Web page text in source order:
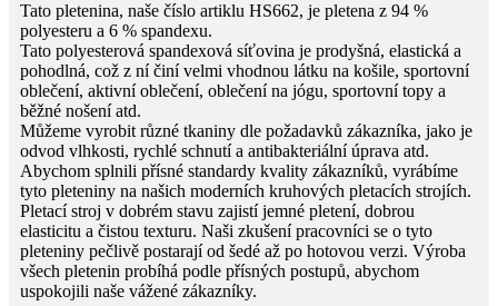
Tato pletenina, naše číslo artiklu HS662, je pletena z 94 %
polyesteru a 6 % spandexu.
Tato polyesterová spandexová síťovina je prodyšná, elastická a
pohodlná, což z ní činí velmi vhodnou látku na košile, sportovní
oblečení, aktivní oblečení, oblečení na jógu, sportovní topy a
běžné nošení atd.
Můžeme vyrobit různé tkaniny dle požadavků zákazníka, jako je
odvod vlhkosti, rychlé schnutí a antibakteriální úprava atd.
Abychom splnili přísné standardy kvality zákazníků, vyrábíme
tyto pleteniny na našich moderních kruhových pletacích strojích.
Pletací stroj v dobrém stavu zajistí jemné pletení, dobrou
elasticitu a čistou texturu. Naši zkušení pracovníci se o tyto
pleteniny pečlivě postarají od šedé až po hotovou verzi. Výroba
všech pletenin probíhá podle přísných postupů, abychom
uspokojili naše vážené zákazníky.